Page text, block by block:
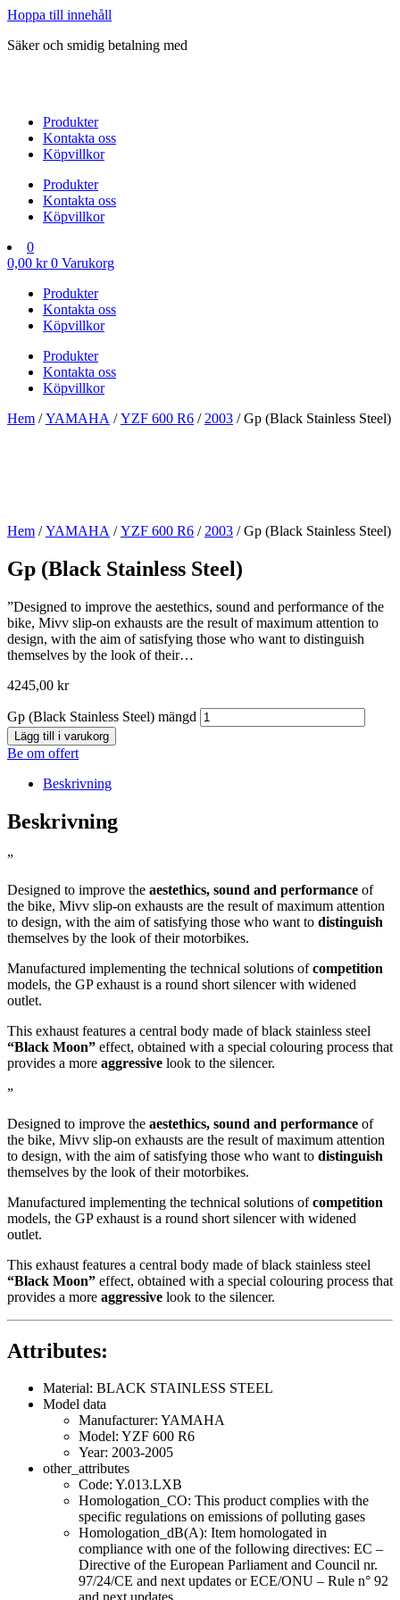
Hoppa till innehåll
Säker och smidig betalning med
Produkter
Kontakta oss
Köpvillkor
Produkter
Kontakta oss
Köpvillkor
0
0,00 kr 0 Varukorg
Produkter
Kontakta oss
Köpvillkor
Produkter
Kontakta oss
Köpvillkor
Hem /YAMAHA /YZF 600 R6 / 2003 / Gp (Black Stainless Steel)
Hem /YAMAHA /YZF 600 R6 / 2003 / Gp (Black Stainless Steel)
Gp (Black Stainless Steel)
”Designed to improve the aestethics, sound and performance of the
bike, Mivv slip-on exhausts are the result of maximum attention to
design, with the aim of satisfying those who want to distinguish
themselves by the look of their…
4245,00 kr
Gp (Black Stainless Steel) mängd
Lägg till i varukorg
Be om offert
Beskrivning
Beskrivning
”
Designed to improve the aestethics, sound and performance of
the bike, Mivv slip-on exhausts are the result of maximum attention
to design, with the aim of satisfying those who want to distinguish
themselves by the look of their motorbikes.
Manufactured implementing the technical solutions ofcompetition
models, the GP exhaust is a round short silencer with widened
outlet.
This exhaust features a central body made of black stainless steel
“Black Moon” effect, obtained with a special colouring process that
provides a more aggressive look to the silencer.
”
Designed to improve the aestethics, sound and performance of
the bike, Mivv slip-on exhausts are the result of maximum attention
to design, with the aim of satisfying those who want to distinguish
themselves by the look of their motorbikes.
Manufactured implementing the technical solutions ofcompetition
models, the GP exhaust is a round short silencer with widened
outlet.
This exhaust features a central body made of black stainless steel
“Black Moon” effect, obtained with a special colouring process that
provides a more aggressive look to the silencer.
Attributes:
Material: BLACK STAINLESS STEEL
Model data
Manufacturer: YAMAHA
Model: YZF 600 R6
Year: 2003-2005
other_attributes
Code: Y.013.LXB
Homologation_CO: This product complies with the
specific regulations on emissions of polluting gases
Homologation_dB(A): Item homologated in
compliance with one of the following directives: EC –
Directive of the European Parliament and Council nr.
97/24/CE and next updates or ECE/ONU – Rule n° 92